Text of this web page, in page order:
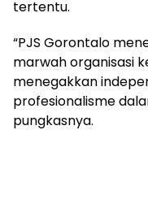
tertentu.
“PJS Gorontalo
marwah organisasi
menegakkan
profesionalisme
pungkasnya.